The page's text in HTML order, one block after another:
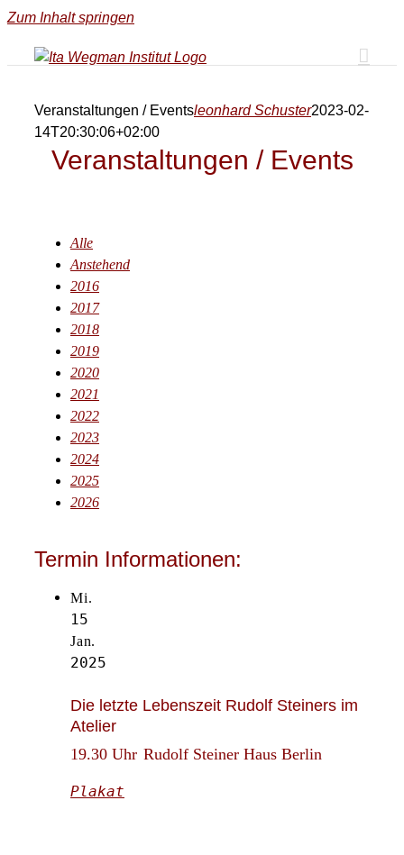
Zum Inhalt springen
Veranstaltungen / Eventsleonhard Schuster2023-02-
14T20:30:06+02:00
Veranstaltungen / Events
Alle
Anstehend
2016
2017
2018
2019
2020
2021
2022
2023
2024
2025
2026
Termin Informationen:
Mi.
15
Jan.
2025
Die letzte Lebenszeit Rudolf Steiners im
Atelier
19.30 Uhr Rudolf Steiner Haus Berlin
Plakat